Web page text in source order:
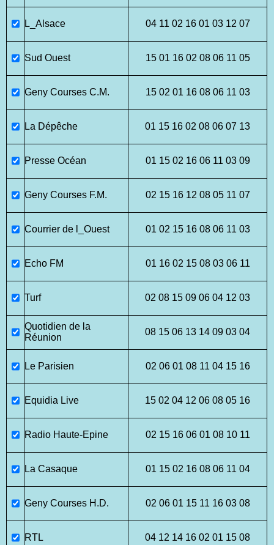
L_Alsace 04 11 02 16 01 03 12 07
Sud Ouest 15 01 16 02 08 06 11 05
Geny Courses C.M. 15 02 01 16 08 06 11 03
La Dépêche 01 15 16 02 08 06 07 13
Presse Océan 01 15 02 16 06 11 03 09
Geny Courses F.M. 02 15 16 12 08 05 11 07
Courrier de l_Ouest 01 02 15 16 08 06 11 03
Echo FM 01 16 02 15 08 03 06 11
Turf 02 08 15 09 06 04 12 03
Quotidien de la
Réunion
08 15 06 13 14 09 03 04
Le Parisien 02 06 01 08 11 04 15 16
Equidia Live 15 02 04 12 06 08 05 16
Radio Haute-Epine 02 15 16 06 01 08 10 11
La Casaque 01 15 02 16 08 06 11 04
Geny Courses H.D. 02 06 01 15 11 16 03 08
RTL 04 12 14 16 02 01 15 08